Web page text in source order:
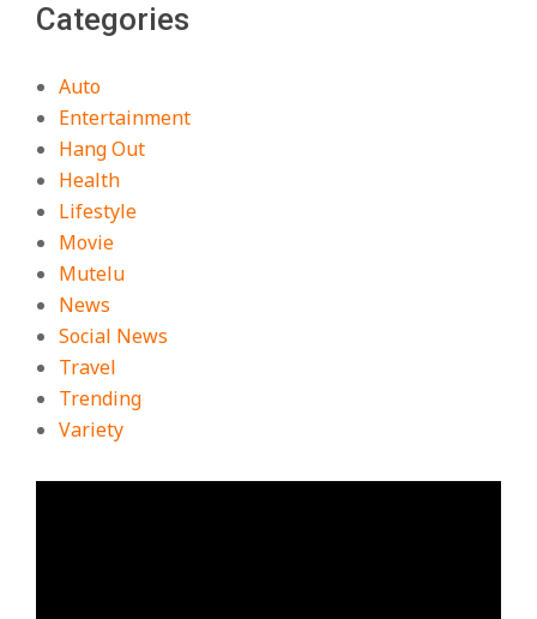
Categories
Auto
Entertainment
Hang Out
Health
Lifestyle
Movie
Mutelu
News
Social News
Travel
Trending
Variety